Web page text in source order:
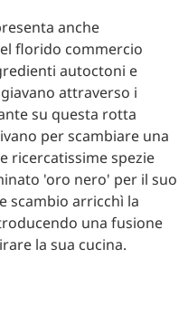
anche
florido commercio
autoctoni e
attraverso i
su questa rotta
per scambiare una
ricercatissime spezie
'oro nero' per il suo
scambio arricchì la
una fusione
la sua cucina.